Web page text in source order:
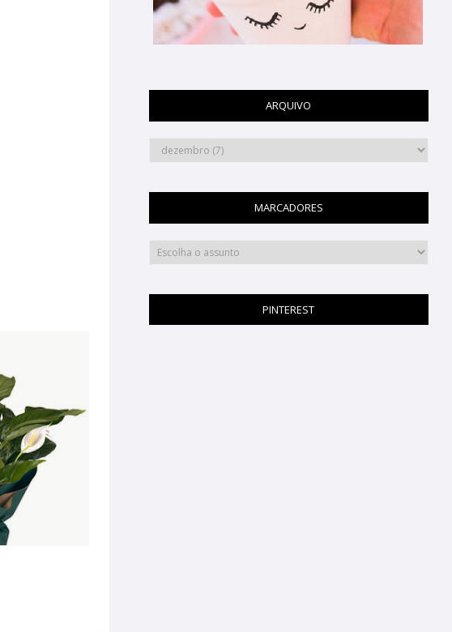
ARQUIVO
MARCADORES
PINTEREST